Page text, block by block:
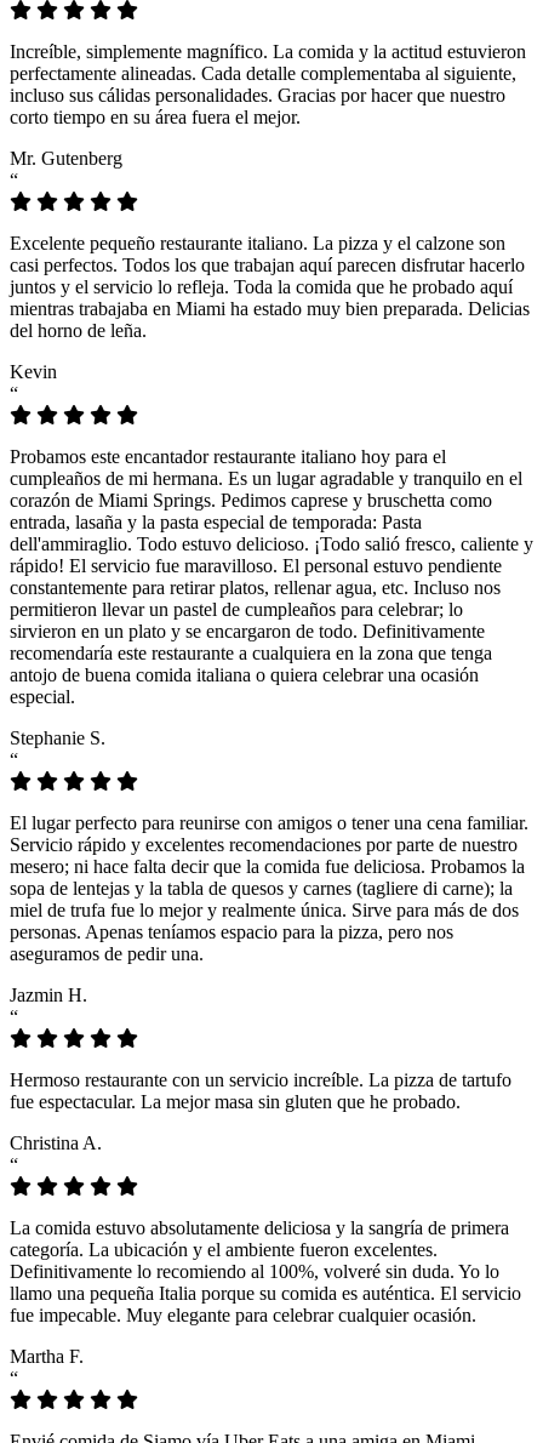
Increíble, simplemente magnífico. La comida y la actitud estuvieron
perfectamente alineadas. Cada detalle complementaba al siguiente,
incluso sus cálidas personalidades. Gracias por hacer que nuestro
corto tiempo en su área fuera el mejor.
Mr. Gutenberg
“
Excelente pequeño restaurante italiano. La pizza y el calzone son
casi perfectos. Todos los que trabajan aquí parecen disfrutar hacerlo
juntos y el servicio lo refleja. Toda la comida que he probado aquí
mientras trabajaba en Miami ha estado muy bien preparada. Delicias
del horno de leña.
Kevin
“
Probamos este encantador restaurante italiano hoy para el
cumpleaños de mi hermana. Es un lugar agradable y tranquilo en el
corazón de Miami Springs. Pedimos caprese y bruschetta como
entrada, lasaña y la pasta especial de temporada: Pasta
dell'ammiraglio. Todo estuvo delicioso. ¡Todo salió fresco, caliente y
rápido! El servicio fue maravilloso. El personal estuvo pendiente
constantemente para retirar platos, rellenar agua, etc. Incluso nos
permitieron llevar un pastel de cumpleaños para celebrar; lo
sirvieron en un plato y se encargaron de todo. Definitivamente
recomendaría este restaurante a cualquiera en la zona que tenga
antojo de buena comida italiana o quiera celebrar una ocasión
especial.
Stephanie S.
“
El lugar perfecto para reunirse con amigos o tener una cena familiar.
Servicio rápido y excelentes recomendaciones por parte de nuestro
mesero; ni hace falta decir que la comida fue deliciosa. Probamos la
sopa de lentejas y la tabla de quesos y carnes (tagliere di carne); la
miel de trufa fue lo mejor y realmente única. Sirve para más de dos
personas. Apenas teníamos espacio para la pizza, pero nos
aseguramos de pedir una.
Jazmin H.
“
Hermoso restaurante con un servicio increíble. La pizza de tartufo
fue espectacular. La mejor masa sin gluten que he probado.
Christina A.
“
La comida estuvo absolutamente deliciosa y la sangría de primera
categoría. La ubicación y el ambiente fueron excelentes.
Definitivamente lo recomiendo al 100%, volveré sin duda. Yo lo
llamo una pequeña Italia porque su comida es auténtica. El servicio
fue impecable. Muy elegante para celebrar cualquier ocasión.
Martha F.
“